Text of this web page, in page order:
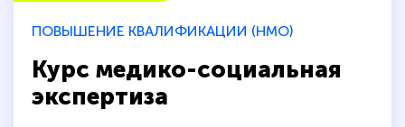
ПОВЫШЕНИЕ КВАЛИФИКАЦИИ (НМО)
Курс медико-социальная
экспертиза